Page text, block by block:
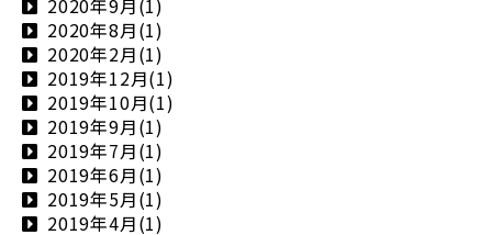
2020年9月(1)
2020年8月(1)
2020年2月(1)
2019年12月(1)
2019年10月(1)
2019年9月(1)
2019年7月(1)
2019年6月(1)
2019年5月(1)
2019年4月(1)